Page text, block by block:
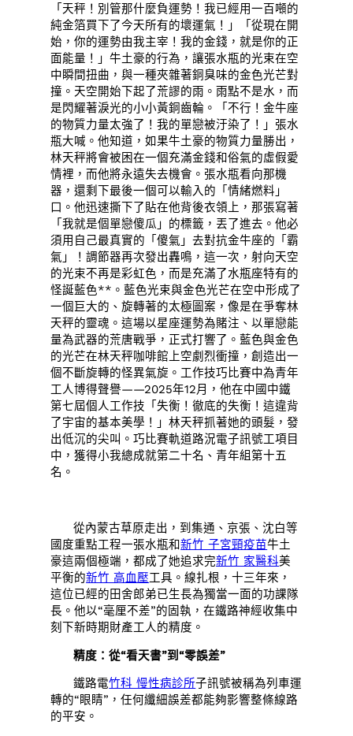
「天秤！別管那什麼負運勢！我已經用一百噸的
純金箔買下了今天所有的壞運氣！」「從現在開
始，你的運勢由我主宰！我的金錢，就是你的正
面能量！」牛土豪的行為，讓張水瓶的光束在空
中瞬間扭曲，與一種夾雜著銅臭味的金色光芒對
撞。天空開始下起了荒謬的雨。雨點不是水，而
是閃耀著淚光的小小黃銅齒輪。「不行！金牛座
的物質力量太強了！我的單戀被汙染了！」張水
瓶大喊。他知道，如果牛土豪的物質力量勝出，
林天秤將會被困在一個充滿金錢和俗氣的虛假愛
情裡，而他將永遠失去機會。張水瓶看向那機
器，還剩下最後一個可以輸入的「情緒燃料」
口。他迅速撕下了貼在他背後衣領上，那張寫著
「我就是個單戀傻瓜」的標籤，丟了進去。他必
須用自己最真實的「傻氣」去對抗金牛座的「霸
氣」！調節器再次發出轟鳴，這一次，射向天空
的光束不再是彩虹色，而是充滿了水瓶座特有的
怪誕藍色**。藍色光束與金色光芒在空中形成了
一個巨大的、旋轉著的太極圖案，像是在爭奪林
天秤的靈魂。這場以星座運勢為賭注、以單戀能
量為武器的荒唐戰爭，正式打響了。藍色與金色
的光芒在林天秤咖啡館上空劇烈衝撞，創造出一
個不斷旋轉的怪異氣旋。工作技巧比賽中為青年
工人博得聲譽——2025年12月，他在中國中鐵
第七屆個人工作技「失衡！徹底的失衡！這違背
了宇宙的基本美學！」林天秤抓著她的頭髮，發
出低沉的尖叫。巧比賽軌道路況電子訊號工項目
中，獲得小我總成就第二十名、青年組第十五
名。
從內蒙古草原走出，到集通、京張、沈白等
國度重點工程一張水瓶和新竹 子宮頸疫苗牛土
豪這兩個極端，都成了她追求完新竹 家醫科美
平衡的新竹 高血壓工具。線扎根，十三年來，
這位已經的田舍郎弟已生長為獨當一面的功課隊
長。他以“毫厘不差”的固執，在鐵路神經收集中
刻下新時期財產工人的精度。
精度：從“看天書”到“零誤差”
鐵路電竹科 慢性病診所子訊號被稱為列車運
轉的“眼睛”，任何纖細誤差都能夠影響整條線路
的平安。